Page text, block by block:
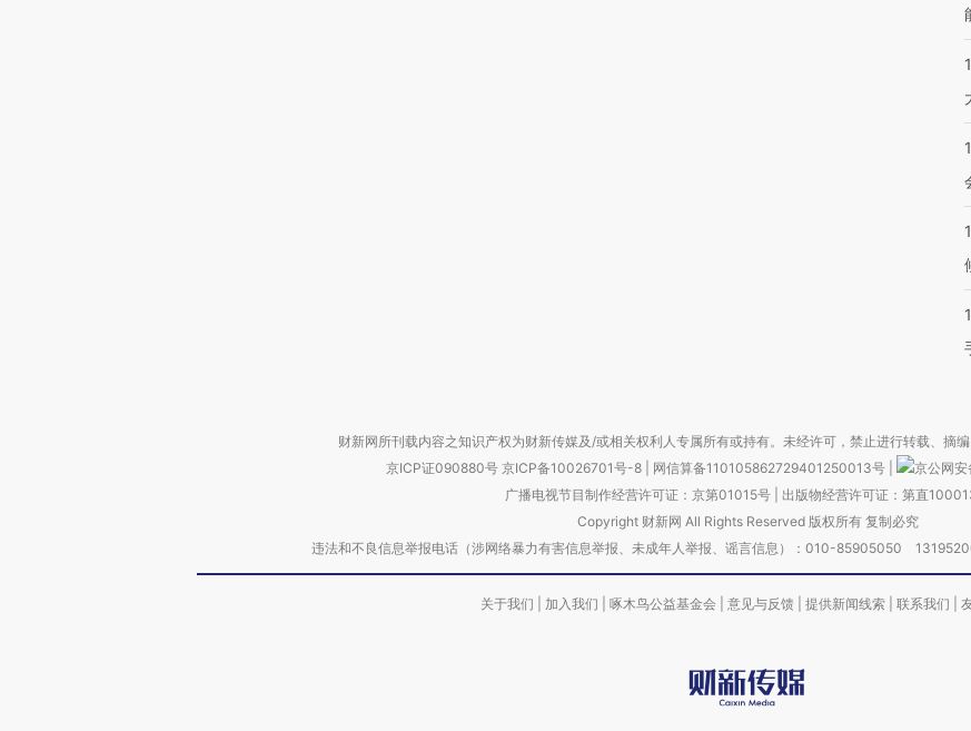
财新网所刊载内容之知识产权为财新传媒及/或相关权利人专属所有或持有。未经许可，禁止进行转载、摘编
京ICP证090880号 京ICP备10026701号-8 网信算备110105862729401250013号
京公网
广播电视节目制作经营许可证：京第01015号| 出版物经营许可证：第直
Copyright 财新网 All Rights Reserved 版权所有 复制必究
违法和不良信息举报电话（涉网络暴力有害信息举报、未成年人举报、谣言信息）：010-85905050
关于我们 加入我们 啄木鸟公益基金会 意见与反馈 提供新闻线索 联系我们